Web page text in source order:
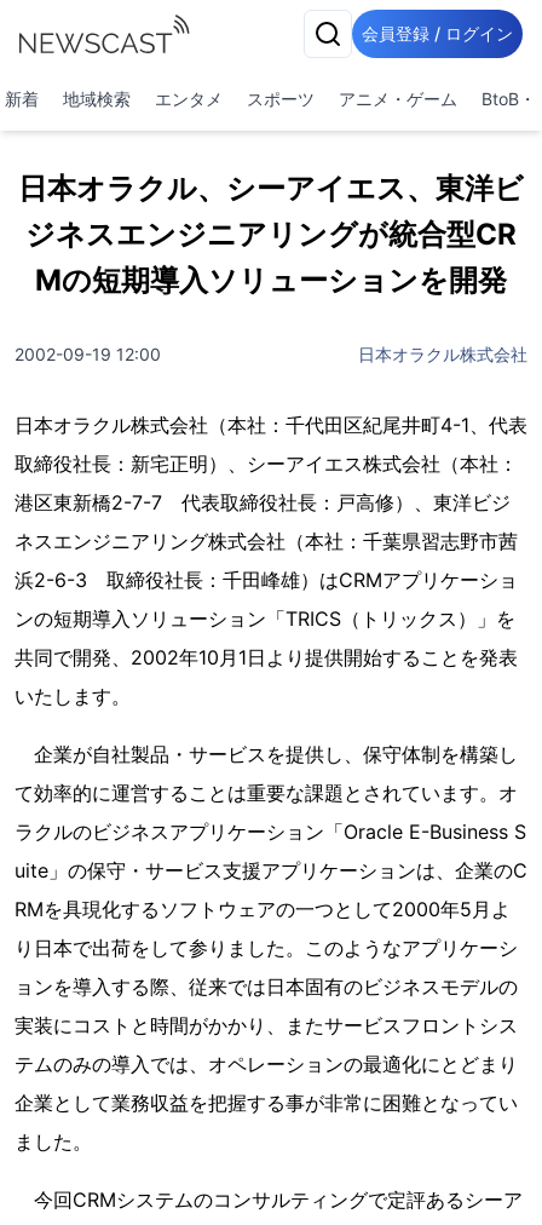
会員登録 / ログイン
新着 地域検索 エンタメ スポーツ アニメ・ゲーム BtoB・
日本オラクル、シーアイエス、東洋ビ
ジネスエンジニアリングが統合型CR
Mの短期導入ソリューションを開発
2002-09-19 12:00 日本オラクル株式会社
日本オラクル株式会社（本社：千代田区紀尾井町4-1、代表
取締役社長：新宅正明）、シーアイエス株式会社（本社：
港区東新橋2-7-7 代表取締役社長：戸高修）、東洋ビジ
ネスエンジニアリング株式会社（本社：千葉県習志野市茜
浜2-6-3 取締役社長：千田峰雄）はCRMアプリケーショ
ンの短期導入ソリューション「TRICS（トリックス）」を
共同で開発、2002年10月1日より提供開始することを発表
いたします。
企業が自社製品・サービスを提供し、保守体制を構築し
て効率的に運営することは重要な課題とされています。オ
ラクルのビジネスアプリケーション「Oracle E-Business S
uite」の保守・サービス支援アプリケーションは、企業のC
RMを具現化するソフトウェアの一つとして2000年5月よ
り日本で出荷をして参りました。このようなアプリケーシ
ョンを導入する際、従来では日本固有のビジネスモデルの
実装にコストと時間がかかり、またサービスフロントシス
テムのみの導入では、オペレーションの最適化にとどまり
企業として業務収益を把握する事が非常に困難となってい
ました。
今回CRMシステムのコンサルティングで定評あるシーア